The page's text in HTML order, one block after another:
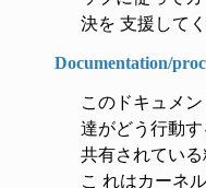
決を 支援してく
Documentation/
このドキュメ
達がどう行動
共有されている
こ れはカーネ